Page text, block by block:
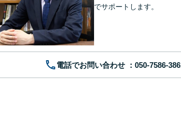
でサポートします。
電話でお問い合わせ